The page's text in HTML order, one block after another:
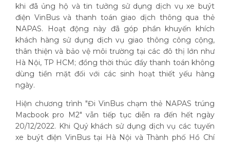
khi đã ủng hộ và tin tưởng sử dụng dịch vụ xe buýt
điện VinBus và thanh toán giao dịch thông qua thẻ
NAPAS. Hoạt động này đã góp phần khuyến khích
khách hàng sử dụng dịch vụ giao thông công cộng,
thân thiện và bảo vệ môi trường tại các đô thị lớn như
Hà Nội, TP HCM; đồng thời thúc đẩy thanh toán không
dùng tiền mặt đối với các sinh hoạt thiết yếu hàng
ngày.
Hiện chương trình "Đi VinBus chạm thẻ NAPAS trúng
Macbook pro M2" vẫn tiếp tục diễn ra đến hết ngày
20/12/2022. Khi Quý khách sử dụng dịch vụ các tuyến
xe buýt điện VinBus tại Hà Nội và Thành phố Hồ Chí